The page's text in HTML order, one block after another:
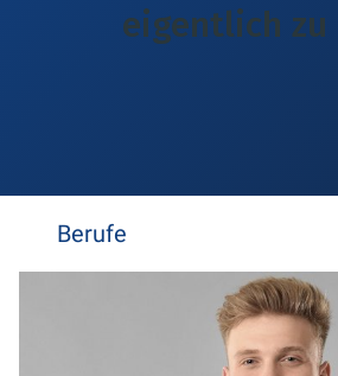
eigentlich zu
Berufe